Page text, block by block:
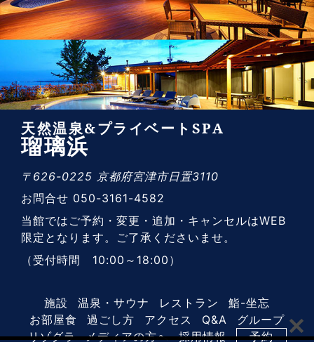
天然温泉&プライベートSPA
瑠璃浜
〒626-0225 京都府宮津市日置3110
お問合せ 050-3161-4582
当館ではご予約・変更・追加・キャンセルはWEB
限定となります。ご了承くださいませ。
（受付時間 10:00～18:00）
施設 温泉・サウナ レストラン
鮨-坐忘
お部屋食
過ごし方 アクセス Q&A
グループ
リゾグラ
メディアの方へ 採用情報 予約